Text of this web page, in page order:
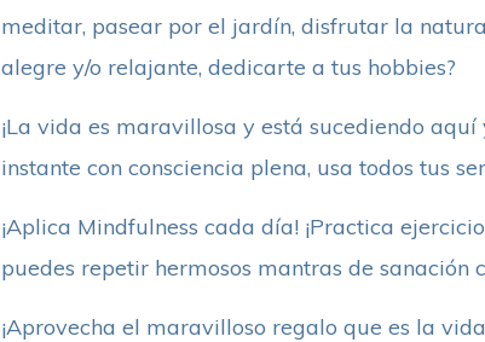
meditar, pasear por el jardín, disfrutar la
alegre y/o relajante, dedicarte a tus hobbies?
¡La vida es maravillosa y está sucediendo
instante con consciencia plena, usa todos tus
¡Aplica Mindfulness cada día! ¡Practica
puedes repetir hermosos mantras de sanación
¡Aprovecha el maravilloso regalo que es la